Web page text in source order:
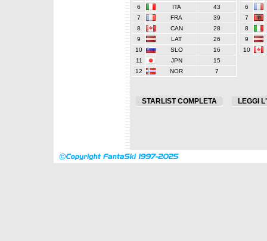
6
ITA
43
7
FRA
39
8
CAN
28
9
LAT
26
10
SLO
16
11
JPN
15
12
NOR 7
6
7
8
9
10
STARLIST COMPLETA LEGGI